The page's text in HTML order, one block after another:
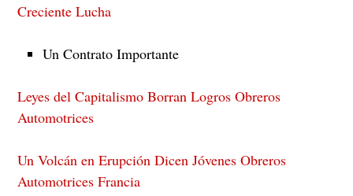
Creciente Lucha
Un Contrato Importante
Leyes del Capitalismo Borran Logros Obreros
Automotrices
Un Volcán en Erupción Dicen Jóvenes Obreros
Automotrices Francia